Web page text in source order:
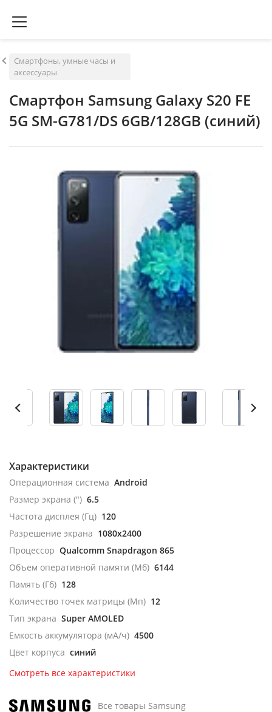
Смартфоны, умные часы и
аксессуары
Смартфон Samsung Galaxy S20 FE
5G SM-G781/DS 6GB/128GB (синий)
Характеристики
Операционная система Android
Размер экрана (") 6.5
Частота дисплея (Гц) 120
Разрешение экрана 1080x2400
Процессор Qualcomm Snapdragon 865
Объем оперативной памяти (Мб) 6144
Память (Гб) 128
Количество точек матрицы (Мп) 12
Тип экрана Super AMOLED
Емкость аккумулятора (мА/ч) 4500
Цвет корпуса синий
Смотреть все характеристики
Все товары Samsung